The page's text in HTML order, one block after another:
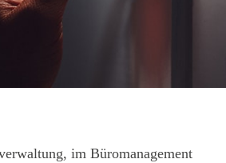
im Büromanagement